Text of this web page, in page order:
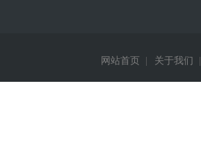
网站首页 关于我们